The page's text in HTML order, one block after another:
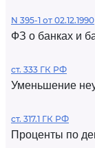
N 395-1 от 02.12.1990
ФЗ о банках и
ст. 333 ГК РФ
Уменьшение
ст. 317.1 ГК РФ
Проценты по